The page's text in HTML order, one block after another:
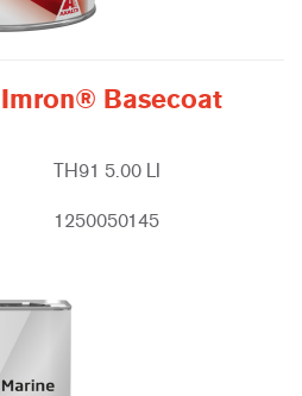
Basecoat
TH91 5.00 LI
1250050145